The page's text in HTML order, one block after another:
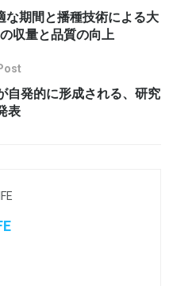
な期間と播種技術による大
収量と品質の向上
自発的に形成される、研究
表